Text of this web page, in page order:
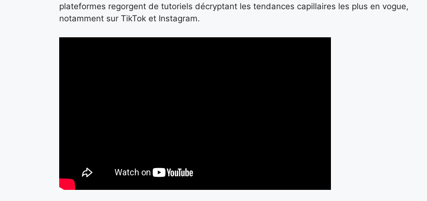
plateformes regorgent de tutoriels décryptant les tendances capillaires les plus en vogue,
notamment sur TikTok et Instagram.